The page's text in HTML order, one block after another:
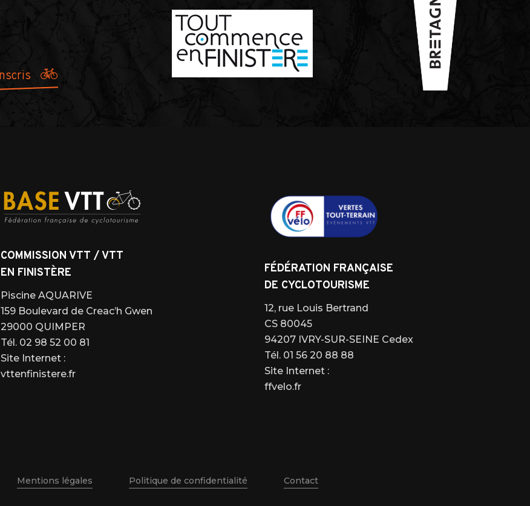
COMMISSION VTT / VTT
EN FINISTÈRE
Piscine AQUARIVE
159 Boulevard de Creac’h Gwen
29000 QUIMPER
Tél. 02 98 52 00 81
Site Internet :
vttenfinistere.fr
FÉDÉRATION FRANÇAISE
DE CYCLOTOURISME
12, rue Louis Bertrand
CS 80045
94207 IVRY-SUR-SEINE Cedex
Tél. 01 56 20 88 88
Site Internet :
ffvelo.fr
Mentions légales Politique de confidentialité Contact